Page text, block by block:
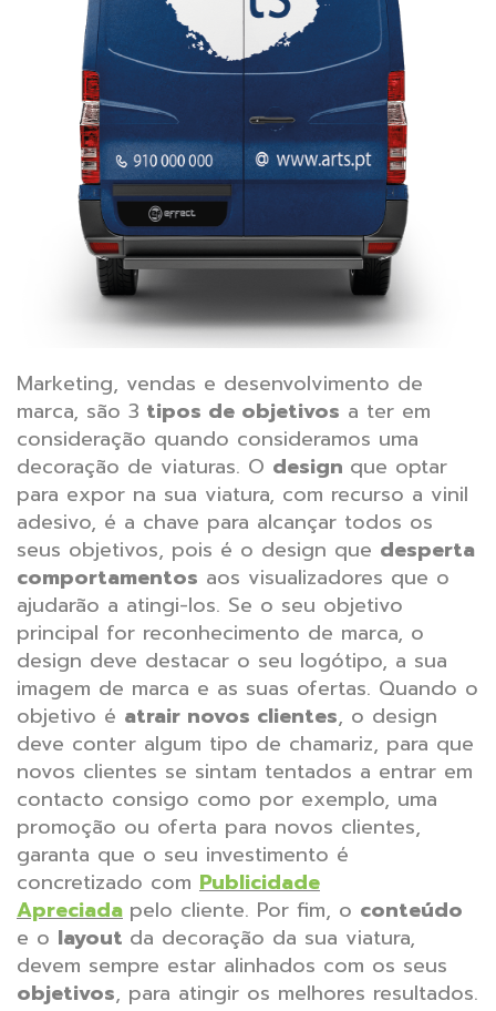
Marketing, vendas e desenvolvimento de
marca, são 3 tipos de objetivos a ter em
consideração quando consideramos uma
decoração de viaturas. O design que optar
para expor na sua viatura, com recurso a vinil
adesivo, é a chave para alcançar todos os
seus objetivos, pois é o design que desperta
comportamentos aos visualizadores que o
ajudarão a atingi-los. Se o seu objetivo
principal for reconhecimento de marca, o
design deve destacar o seu logótipo, a sua
imagem de marca e as suas ofertas. Quando o
objetivo é atrair novos clientes, o design
deve conter algum tipo de chamariz, para que
novos clientes se sintam tentados a entrar em
contacto consigo como por exemplo, uma
promoção ou oferta para novos clientes,
garanta que o seu investimento é
concretizado com Publicidade
Apreciada pelo cliente. Por fim, o conteúdo
e o layout da decoração da sua viatura,
devem sempre estar alinhados com os seus
objetivos, para atingir os melhores resultados.